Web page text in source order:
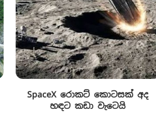
SpaceX රොකට් කොටසක් අද
හඳට කඩා වැටෙයි